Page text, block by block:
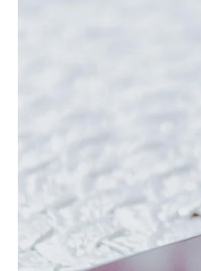
pojemności
MacBook
Neo
256GB